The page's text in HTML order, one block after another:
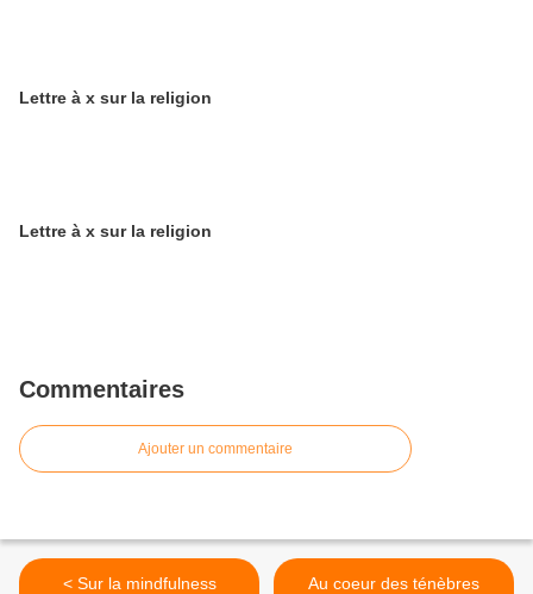
Lettre à x sur la religion
Lettre à x sur la religion
Commentaires
Ajouter un commentaire
< Sur la mindfulness
Au coeur des ténèbres